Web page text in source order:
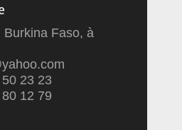
Burkina Faso, à
23 23
12 79